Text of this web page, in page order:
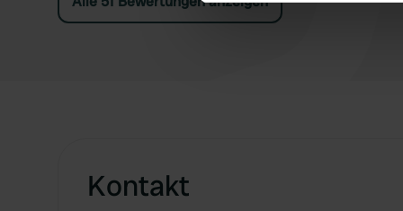
We use cookies to
Kontakt